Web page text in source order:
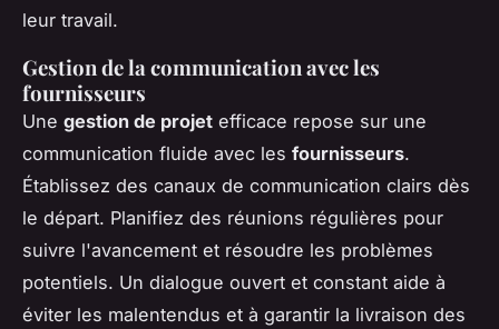
leur travail.
Gestion de la communication avec les
fournisseurs
Une gestion de projet efficace repose sur une
communication fluide avec les fournisseurs.
Établissez des canaux de communication clairs dès
le départ. Planifiez des réunions régulières pour
suivre l'avancement et résoudre les problèmes
potentiels. Un dialogue ouvert et constant aide à
éviter les malentendus et à garantir la livraison des